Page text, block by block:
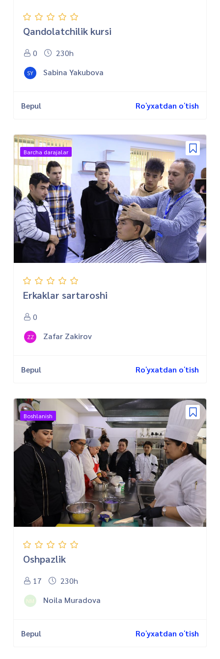
Qandolatchilik kursi
0 230h
SY Sabina Yakubova
Bepul Roʻyxatdan oʻtish
Barcha darajalar
Erkaklar sartaroshi
0
ZZ Zafar Zakirov
Bepul Roʻyxatdan oʻtish
Boshlanish
Oshpazlik
17 230h
NM Noila Muradova
Bepul Roʻyxatdan oʻtish